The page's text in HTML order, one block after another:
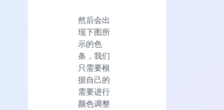
然后会出
现下图所
示的色
条，我们
只需要根
据自己的
需要进行
颜色调整